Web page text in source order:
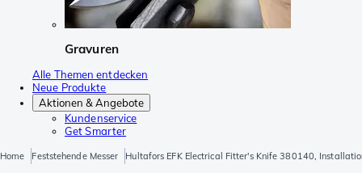
Gravuren
Alle Themen entdecken
Neue Produkte
Aktionen & Angebote
Kundenservice
Get Smarter
Home Feststehende Messer Hultafors EFK Electrical Fitter's Knife 380140,